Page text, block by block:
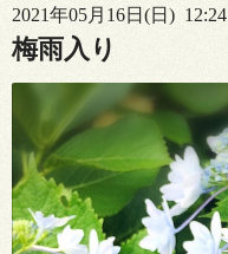
2021年05月16日(日) 12:24
梅雨入り